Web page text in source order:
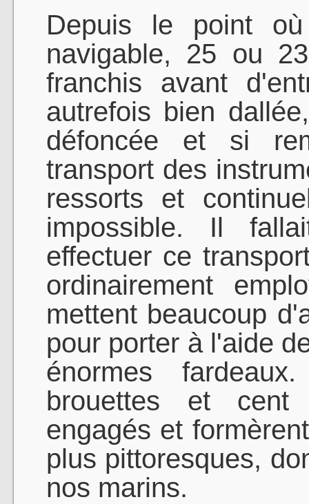
Depuis le point
navigable, 25 ou
franchis avant
autrefois bien
défoncée et si
transport des
ressorts et
impossible. Il
effectuer ce
ordinairement
mettent beaucoup
pour porter à l'aide
énormes
brouettes et cent
engagés et
plus pittoresques,
nos marins.